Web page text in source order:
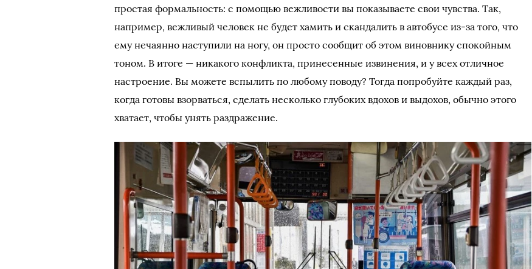
простая формальность: с помощью вежливости вы показываете свои чувства. Так,
например, вежливый человек не будет хамить и скандалить в автобусе из-за того, что
ему нечаянно наступили на ногу, он просто сообщит об этом виновнику спокойным
тоном. В итоге — никакого конфликта, принесенные извинения, и у всех отличное
настроение. Вы можете вспылить по любому поводу? Тогда попробуйте каждый раз,
когда готовы взорваться, сделать несколько глубоких вдохов и выдохов, обычно этого
хватает, чтобы унять раздражение.